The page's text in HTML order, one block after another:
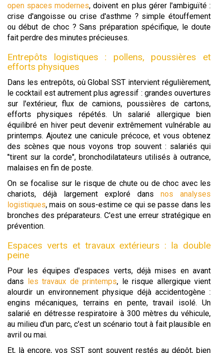
open spaces modernes, doivent en plus gérer l'ambiguïté :
crise d'angoisse ou crise d'asthme ? simple étouffement
ou début de choc ? Sans préparation spécifique, le doute
fait perdre des minutes précieuses.
Entrepôts logistiques : pollens, poussières et
efforts physiques
Dans les entrepôts, où Global SST intervient régulièrement,
le cocktail est autrement plus agressif : grandes ouvertures
sur l'extérieur, flux de camions, poussières de cartons,
efforts physiques répétés. Un salarié allergique bien
équilibré en hiver peut devenir extrêmement vulnérable au
printemps. Ajoutez une canicule précoce, et vous obtenez
des scènes que nous voyons trop souvent : salariés qui
"tirent sur la corde", bronchodilatateurs utilisés à outrance,
malaises en fin de poste.
On se focalise sur le risque de chute ou de choc avec les
chariots, déjà largement exploré dans nos analyses
logistiques, mais on sous-estime ce qui se passe dans les
bronches des préparateurs. C'est une erreur stratégique en
prévention.
Espaces verts et travaux extérieurs : la double
peine
Pour les équipes d'espaces verts, déjà mises en avant
dans
les travaux de printemps, le risque allergique vient
alourdir un environnement physique déjà accidentogène :
engins mécaniques, terrains en pente, travail isolé. Un
salarié en détresse respiratoire à 300 mètres du véhicule,
au milieu d'un parc, c'est un scénario tout à fait plausible en
avril ou mai.
Et, là encore, vos SST sont souvent restés au dépôt, bien